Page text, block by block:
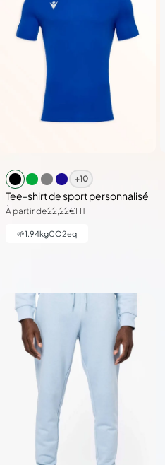
+10
Tee-shirt de sport personnalisé
À partir de22,22€HT
🌱1.94kgCO2eq